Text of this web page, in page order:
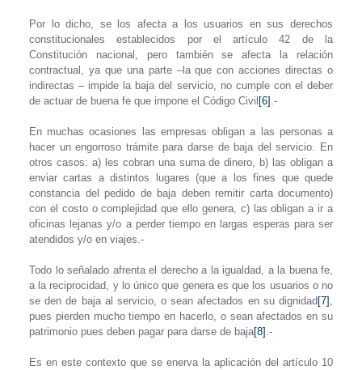
Por lo dicho, se los afecta a los usuarios en sus derechos
constitucionales establecidos por el artículo 42 de
la
Constitución nacional, pero también se afecta la relación
contractual, ya que una parte –la que con acciones directas o
indirectas – impide la baja del servicio, no cumple con el deber
de actuar de buena fe que impone el Código Civil [6] .-
En muchas ocasiones las empresas obligan a las personas a
hacer un engorroso trámite para darse de baja del servicio. En
otros casos: a) les cobran una suma de dinero, b) las obligan a
enviar cartas a distintos lugares (que a los fines que quede
constancia del pedido de baja deben remitir carta documento)
con el costo o complejidad que ello genera, c) las obligan a ir a
oficinas lejanas y/o a perder tiempo en largas esperas para ser
atendidos y/o en viajes.-
Todo lo señalado afrenta el derecho a la igualdad, a la buena fe,
a la reciprocidad, y lo único que genera es que los usuarios o no
se den de baja al servicio, o sean afectados en su dignidad [7] ,
pues pierden mucho tiempo en hacerlo, o sean afectados en su
patrimonio pues deben pagar para darse de baja[8] .-
Es en este contexto que se enerva la aplicación del artículo 10